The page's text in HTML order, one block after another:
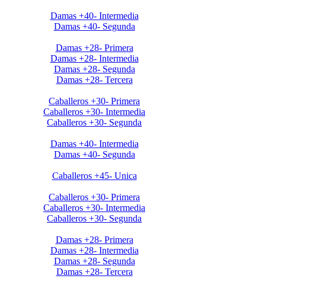
Damas +40- Intermedia
Damas +40- Segunda
Damas +28- Primera
Damas +28- Intermedia
Damas +28- Segunda
Damas +28- Tercera
Caballeros +30- Primera
Caballeros +30- Intermedia
Caballeros +30- Segunda
Damas +40- Intermedia
Damas +40- Segunda
Caballeros +45- Unica
Caballeros +30- Primera
Caballeros +30- Intermedia
Caballeros +30- Segunda
Damas +28- Primera
Damas +28- Intermedia
Damas +28- Segunda
Damas +28- Tercera